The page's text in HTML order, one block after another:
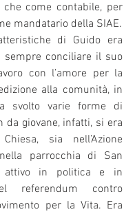
che come contabile, per
di Guido era
sempre conciliare il suo
con l’amore per la
alla comunità, in
svolto varie forme di
da giovane, infatti, si era
sia nell’Azione
parrocchia di San
attivo in politica e in
referendum contro
per la Vita. Era